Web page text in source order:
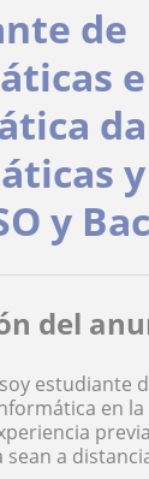
de
e
y
del
estudiante
en
a